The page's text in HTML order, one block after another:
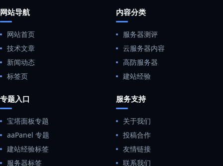
网站导航
网站首页
技术文章
新闻动态
标签页
内容分类
服务器测评
云服务器内容
高防服务器
建站经验
专题入口
宝塔面板专题
aaPanel 专题
建站经验标签
服务器标签
服务支持
关于我们
投稿合作
友情链接
联系我们